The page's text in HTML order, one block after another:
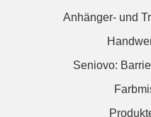
Anhänger- und
Seniovo: